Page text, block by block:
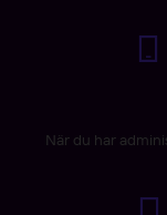
När du har